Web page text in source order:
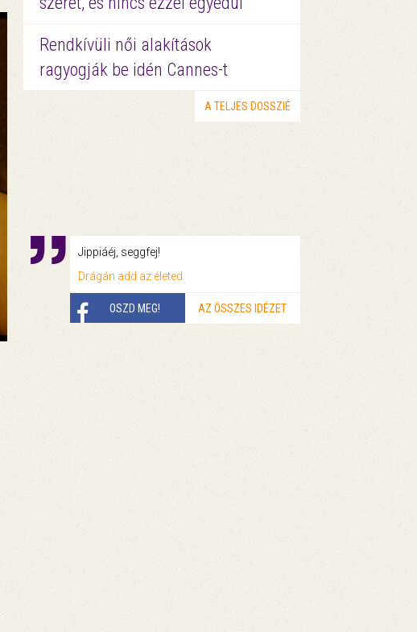
Rendkívüli női alakítások
ragyogják be idén Cannes-t
A TELJES DOSSZIÉ
Jippiáéj, seggfej!
Drágán add az életed
OSZD MEG! AZ ÖSSZES IDÉZET